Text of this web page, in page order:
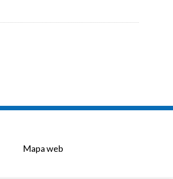
Mapa web